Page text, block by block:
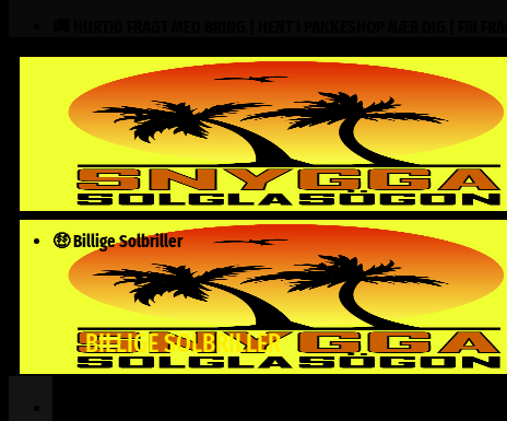
🤑 Billige Solbriller
BILLIGE SOLBRILLER